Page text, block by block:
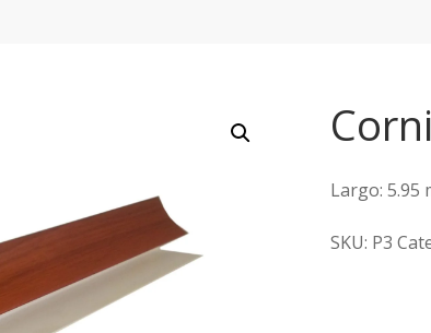
Largo: 5.95
SKU: P3